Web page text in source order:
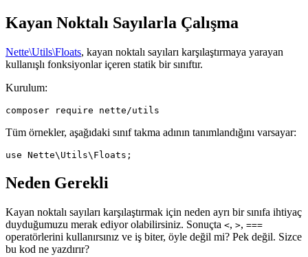
Kayan Noktalı Sayılarla Çalışma
Nette\Utils\Floats, kayan noktalı sayıları karşılaştırmaya yarayan
kullanışlı fonksiyonlar içeren statik bir sınıftır.
Kurulum:
Tüm örnekler, aşağıdaki sınıf takma adının tanımlandığını varsayar:
Neden Gerekli
Kayan noktalı sayıları karşılaştırmak için neden ayrı bir sınıfa ihtiyaç
duyduğumuzu merak ediyor olabilirsiniz. Sonuçta <, >, ===
operatörlerini kullanırsınız ve iş biter, öyle değil mi? Pek değil. Sizce
bu kod ne yazdırır?